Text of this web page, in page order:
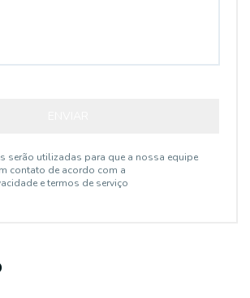
serão utilizadas para que a nossa equipe
contato de acordo com a
e termos de serviço